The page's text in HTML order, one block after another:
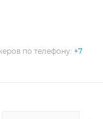
по телефону: +7